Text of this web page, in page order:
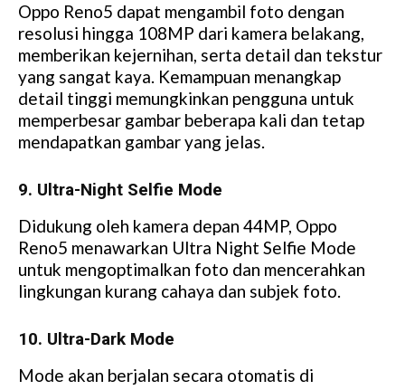
Oppo Reno5 dapat mengambil foto dengan
resolusi hingga 108MP dari kamera belakang,
memberikan kejernihan, serta detail dan tekstur
yang sangat kaya. Kemampuan menangkap
detail tinggi memungkinkan pengguna untuk
memperbesar gambar beberapa kali dan tetap
mendapatkan gambar yang jelas.
9. Ultra-Night Selfie Mode
Didukung oleh kamera depan 44MP, Oppo
Reno5 menawarkan Ultra Night Selfie Mode
untuk mengoptimalkan foto dan mencerahkan
lingkungan kurang cahaya dan subjek foto.
10. Ultra-Dark Mode
Mode akan berjalan secara otomatis di